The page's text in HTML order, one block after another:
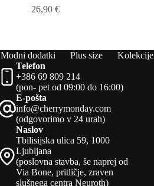
26,90 €
Modni dodatki Plus size
Kolekcije
Telefon
+386 69 809 214
(pon- pet od 09:00 do 16:00)
E-pošta
info@cherrymonday.com
(odgovorimo v 24 urah)
Naslov
Tbilisijska ulica 59, 1000
Ljubljana
(poslovna stavba, še naprej od
Via Bone, pritličje, zraven
slušnega centra Neuroth)